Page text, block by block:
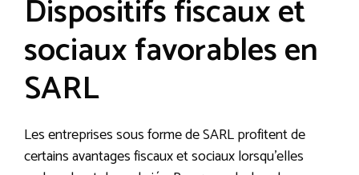
Dispositifs fiscaux et
sociaux favorables en
SARL
Les entreprises sous forme de SARL profitent de
certains avantages fiscaux et sociaux lorsqu’elles